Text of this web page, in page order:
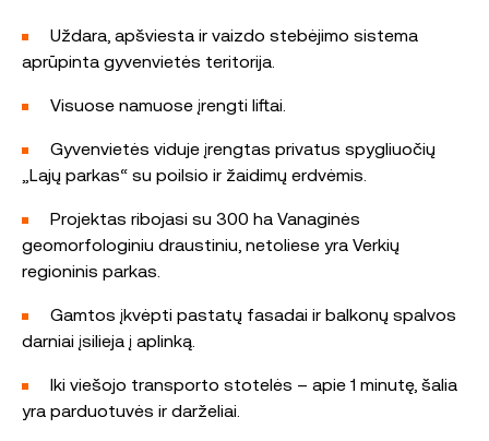
Uždara, apšviesta ir vaizdo stebėjimo sistema
aprūpinta gyvenvietės teritorija.
Visuose namuose įrengti liftai.
Gyvenvietės viduje įrengtas privatus spygliuočių
„Lajų parkas“ su poilsio ir žaidimų erdvėmis.
Projektas ribojasi su 300 ha Vanaginės
geomorfologiniu draustiniu, netoliese yra Verkių
regioninis parkas.
Gamtos įkvėpti pastatų fasadai ir balkonų spalvos
darniai įsilieja į aplinką.
Iki viešojo transporto stotelės – apie 1 minutę, šalia
yra parduotuvės ir darželiai.